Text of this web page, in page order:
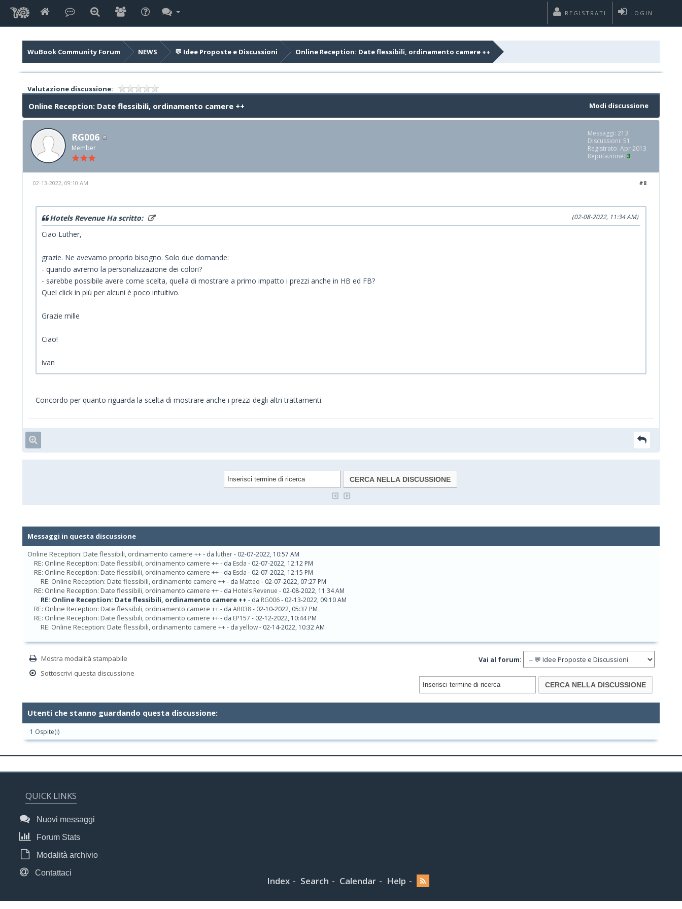
LOGIN
REGISTRATI
WuBook Community Forum NEWS 💬 Idee Proposte e Discussioni Online Reception: Date flessibili, ordinamento camere ++
Valutazione discussione:
Modi discussione
Online Reception: Date flessibili, ordinamento camere ++
RG006
Member
Messaggi: 213
Discussioni: 51
Registrato: Apr 2013
Reputazione: 3
#8
02-13-2022, 09:10 AM
(02-08-2022, 11:34 AM)
Hotels Revenue Ha scritto:
Ciao Luther,
grazie. Ne avevamo proprio bisogno. Solo due domande:
- quando avremo la personalizzazione dei colori?
- sarebbe possibile avere come scelta, quella di mostrare a primo impatto i prezzi anche in HB ed FB?
Quel click in più per alcuni è poco intuitivo.
Grazie mille
Ciao!
ivan
Concordo per quanto riguarda la scelta di mostrare anche i prezzi degli altri trattamenti.
Messaggi in questa discussione
Online Reception: Date flessibili, ordinamento camere ++- da luther- 02-07-2022, 10:57 AM
RE: Online Reception: Date flessibili, ordinamento camere ++- da Esda - 02-07-2022, 12:12 PM
RE: Online Reception: Date flessibili, ordinamento camere ++- da Esda - 02-07-2022, 12:15 PM
RE: Online Reception: Date flessibili, ordinamento camere ++- da Matteo - 02-07-2022, 07:27 PM
RE: Online Reception: Date flessibili, ordinamento camere ++- da Hotels Revenue - 02-08-2022, 11:34 AM
RE: Online Reception: Date flessibili, ordinamento camere ++ - da RG006- 02-13-2022, 09:10 AM
RE: Online Reception: Date flessibili, ordinamento camere ++- da AR038- 02-10-2022, 05:37 PM
RE: Online Reception: Date flessibili, ordinamento camere ++- da EP157 - 02-12-2022, 10:44 PM
RE: Online Reception: Date flessibili, ordinamento camere ++- da yellow- 02-14-2022, 10:32 AM
Mostra modalità stampabile
Sottoscrivi questa discussione
Vai al forum:
Utenti che stanno guardando questa discussione:
1 Ospite(i)
QUICK LINKS
Nuovi messaggi
Forum Stats
Modalità archivio
Contattaci
Index Search Calendar Help